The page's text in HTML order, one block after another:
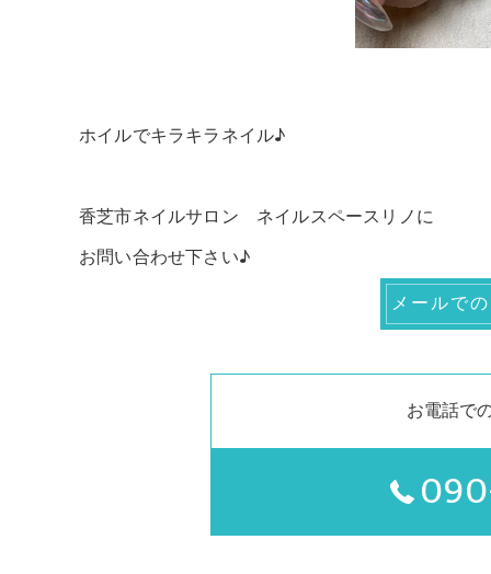
ホイルでキラキラネイル♪
香芝市ネイルサロン ネイルスペースリノに
お問い合わせ下さい♪
メールで
お電話で